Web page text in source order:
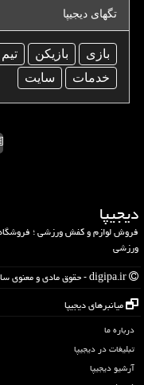
تگهای دیجیپا
بازی بازیكن تیم
خدمات
سایت
دیجیپا
فروش لوازم و کفش ورزشی ؛
ورزشی
میانبرهای دیجیپا
درباره ما
تبلیغات در دیجیپا
آرشیو دیجیپا